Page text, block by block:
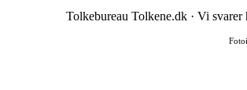
Tolkebureau Tolkene.dk · Vi svarer